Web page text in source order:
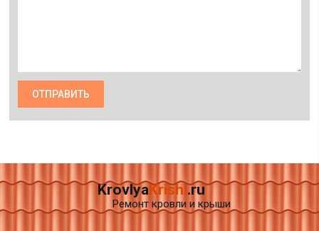
KrovlyaKrishi.ru
Ремонт кровли и крыши